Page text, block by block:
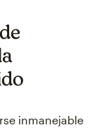
inmanejable